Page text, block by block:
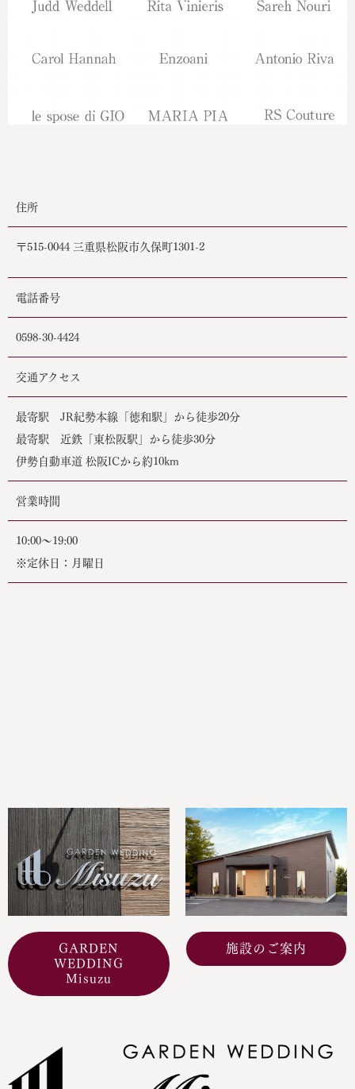
住所
〒515-0044 三重県松阪市久保町1301-2
電話番号
0598-30-4424
交通アクセス
最寄駅 JR紀勢本線「徳和駅」から徒歩20分
最寄駅 近鉄「東松阪駅」から徒歩30分
伊勢自動車道 松阪ICから約10km
営業時間
10:00〜19:00
※定休日：月曜日
GARDEN
WEDDING
Misuzu
施設のご案内